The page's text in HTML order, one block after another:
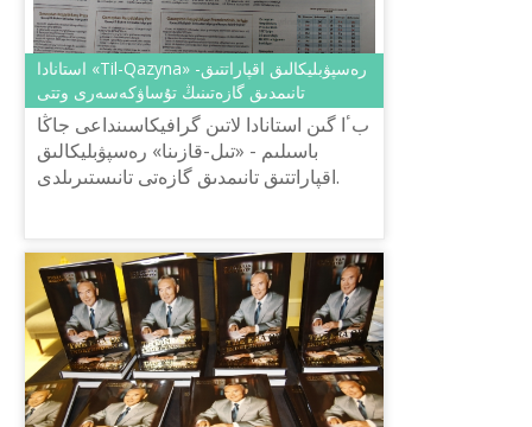
استانادا «Til-Qazyna» رەسپۋبليكالىق اقپاراتتىق-
تانىمدىق گازەتىنىڭ تۇساۋكەسەرى وتتى
بٴا گىن استانادا لاتىن گرافيكاسىنداعى جاڭا
باسىلىم - «تىل-قازىنا» رەسپۋبليكالىق
اقپاراتتىق تانىمدىق گازەتى تانىستىرىلدى.